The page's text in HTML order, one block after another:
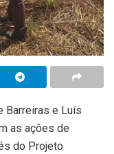
Barreiras e Luís
as ações de
do Projeto